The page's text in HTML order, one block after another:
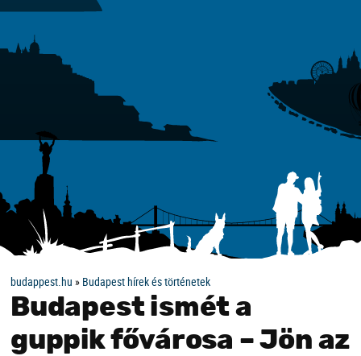
budappest.hu » Budapest hírek és történetek
Budapest ismét a
guppik fővárosa – Jön az